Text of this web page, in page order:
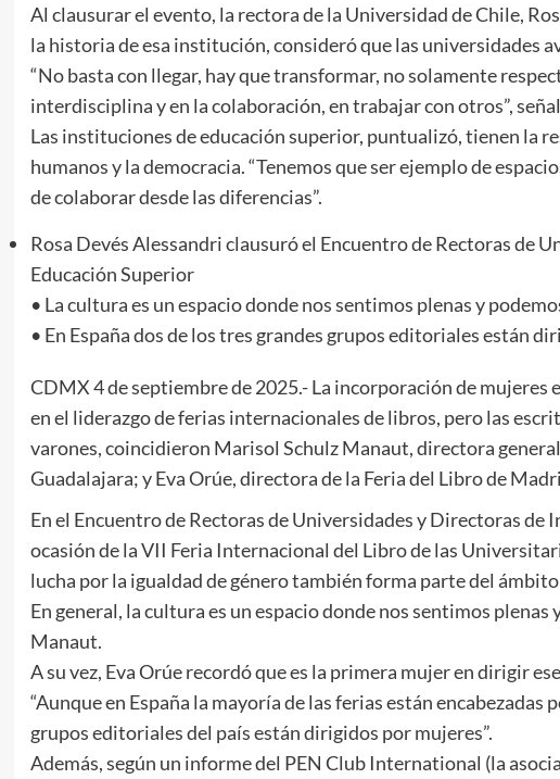
Al clausurar el evento, la rectora de la Universidad de Chile,
la historia de esa institución, consideró que las universidades
“No basta con llegar, hay que transformar, no solamente
interdisciplina y en la colaboración, en trabajar con otros”,
Las instituciones de educación superior, puntualizó, tienen la
humanos y la democracia. “Tenemos que ser ejemplo de
de colaborar desde las diferencias”.
Rosa Devés Alessandri clausuró el Encuentro de Rectoras de
Educación Superior
• La cultura es un espacio donde nos sentimos plenas y
• En España dos de los tres grandes grupos editoriales están
CDMX 4 de septiembre de 2025.- La incorporación de
en el liderazgo de ferias internacionales de libros, pero las
varones, coincidieron Marisol Schulz Manaut, directora
Guadalajara; y Eva Orúe, directora de la Feria del Libro de
En el Encuentro de Rectoras de Universidades y Directoras
ocasión de la VII Feria Internacional del Libro de las
lucha por la igualdad de género también forma parte del
En general, la cultura es un espacio donde nos sentimos
Manaut.
A su vez, Eva Orúe recordó que es la primera mujer en dirigir
“Aunque en España la mayoría de las ferias están
grupos editoriales del país están dirigidos por mujeres”.
Además, según un informe del PEN Club International (la